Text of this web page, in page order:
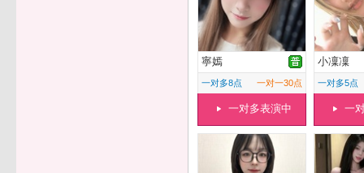
寧嫣
一对多8点 一对一30点
一对多表演中
小凜凜
一对多5点
一